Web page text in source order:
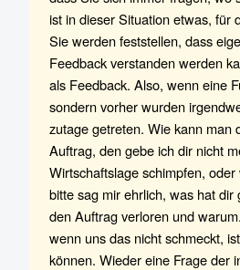
ist in dieser Situation etwas, für
Sie werden feststellen, dass
Feedback verstanden werden
als Feedback. Also, wenn eine
sondern vorher wurden
zutage getreten. Wie kann man
Auftrag, den gebe ich dir nicht
Wirtschaftslage schimpfen,
bitte sag mir ehrlich, was hat
den Auftrag verloren und
wenn uns das nicht schmeckt,
können. Wieder eine Frage der